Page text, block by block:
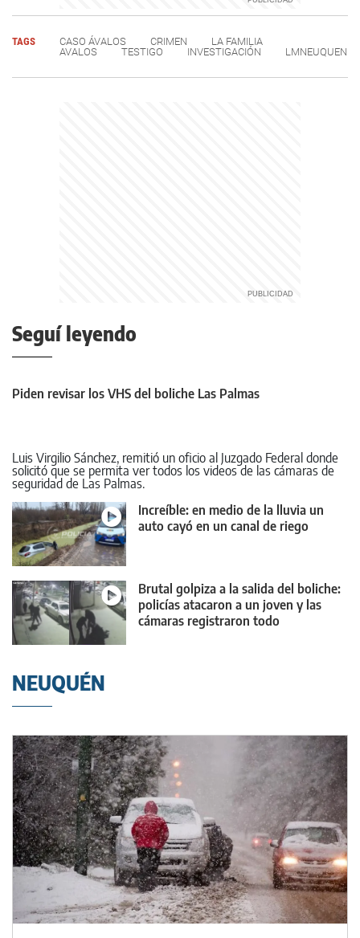
TAGS CASO ÁVALOS CRIMEN
LA FAMILIA
AVALOS
TESTIGO INVESTIGACIÓN LMNEUQUEN
Seguí leyendo
Piden revisar los VHS del boliche Las Palmas
Luis Virgilio Sánchez, remitió un oficio al Juzgado Federal donde
solicitó que se permita ver todos los videos de las cámaras de
seguridad de Las Palmas.
Increíble: en medio de la lluvia un
auto cayó en un canal de riego
Brutal golpiza a la salida del boliche:
policías atacaron a un joven y las
cámaras registraron todo
NEUQUÉN